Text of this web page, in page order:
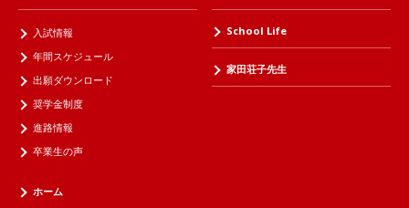
入試情報
年間スケジュール
出願ダウンロード
奨学金制度
進路情報
卒業生の声
School Life
家田荘子先生
ホーム